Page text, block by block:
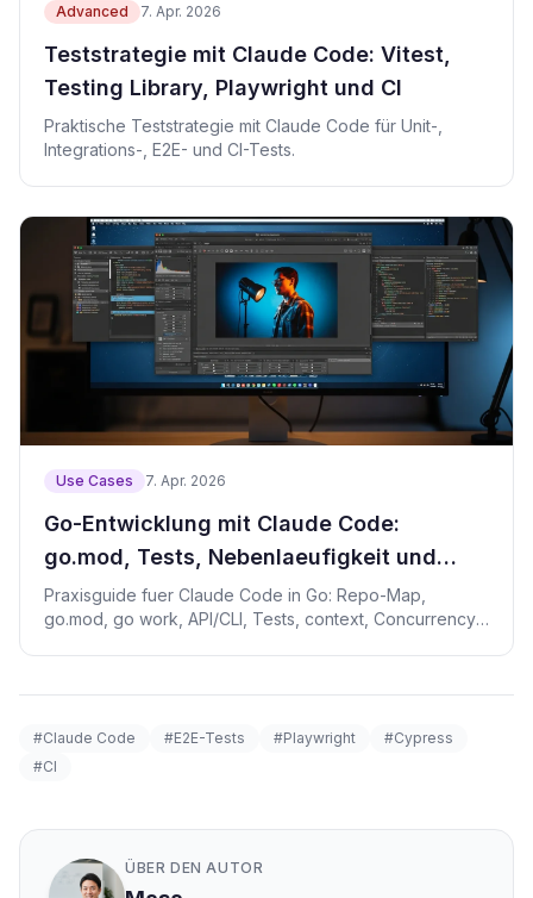
Advanced 7. Apr. 2026
Teststrategie mit Claude Code: Vitest,
Testing Library, Playwright und CI
Praktische Teststrategie mit Claude Code für Unit-,
Integrations-, E2E- und CI-Tests.
Use Cases 7. Apr. 2026
Go-Entwicklung mit Claude Code:
go.mod, Tests, Nebenlaeufigkeit und
Race Checks
Praxisguide fuer Claude Code in Go: Repo-Map,
go.mod, go work, API/CLI, Tests, context, Concurrency,
#Claude Code #E2E-Tests #Playwright
#Cypress
#CI
ÜBER DEN AUTOR